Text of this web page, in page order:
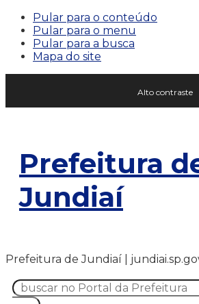
Pular para o conteúdo
Pular para o menu
Pular para a busca
Mapa do site
Alto contraste
Prefeitura
Jundiaí
Prefeitura de Jundiaí |